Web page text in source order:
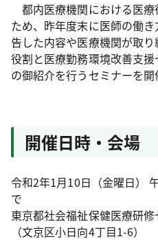
都内医療機関における医
ため、昨年度末に医師の働
告した内容や医療機関が取
役割と医療勤務環境改善支
の御紹介を行うセミナーを開
開催日時・会場
令和2年1月10日（金曜日）
で
東京都社会福祉保健医療研
（文京区小日向4丁目1-6）